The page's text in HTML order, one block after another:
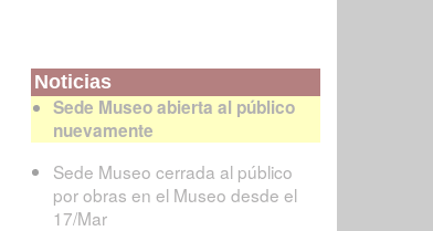
Noticias
Sede Museo abierta al público
nuevamente
Sede Museo cerrada al público
por obras en el Museo desde el
17/Mar